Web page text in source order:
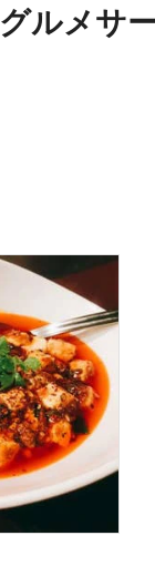
ルメサ